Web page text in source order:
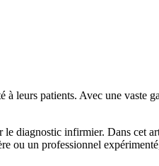
leurs patients. Avec une vaste
diagnostic infirmier. Dans cet
ou un professionnel